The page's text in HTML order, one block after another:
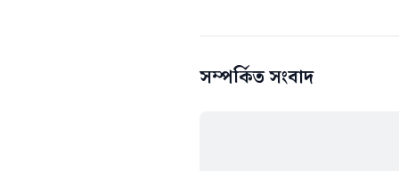
সম্পর্কিত সংবাদ